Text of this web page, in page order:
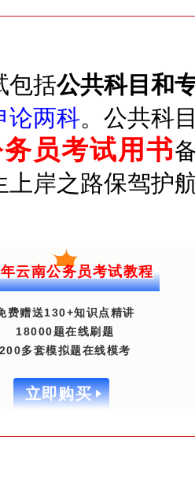
包括公共科目和
论两科。 公共科
员考试用书
上岸之路保驾护
云南公务员考试教程
费赠送130+知识点精讲
18000题在线刷题
200多套模拟题在线模考
立即购买